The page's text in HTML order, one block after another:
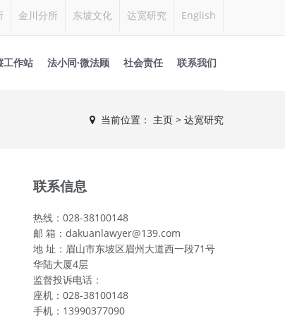
金川分所 东坡文化 达宽研究 English
工作站 法小同·微法顾 社会责任 联系我们
当前位置： 主页 > 达宽研究
联系信息
热线：028-38100148
邮 箱：dakuanlawyer@139.com
地 址：眉山市东坡区眉州大道西一段71号
华陆大厦4层
监督投诉电话：
座机：028-38100148
手机：13990377090